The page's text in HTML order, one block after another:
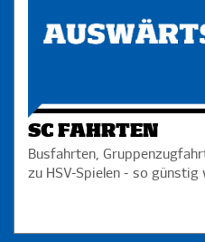
SC FAHRTEN
Busfahrten,
zu HSV-Spielen - so günstig